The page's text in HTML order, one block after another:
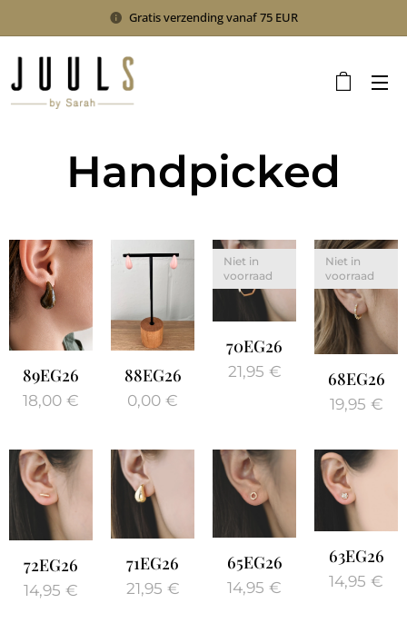
Gratis verzending vanaf 75 EUR
Handpicked
89EG26
18,00 €
88EG26
0,00 €
70EG26
Niet in
voorraad
21,95 € 68EG26
Niet in
voorraad
19,95 €
72EG26
14,95 €
71EG26
21,95 €
65EG26
14,95 €
63EG26
14,95 €